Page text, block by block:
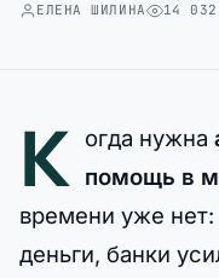
ЕЛЕНА ШИЛИНА
14 032
К огда нужна
помощь в
времени уже
деньги, банки